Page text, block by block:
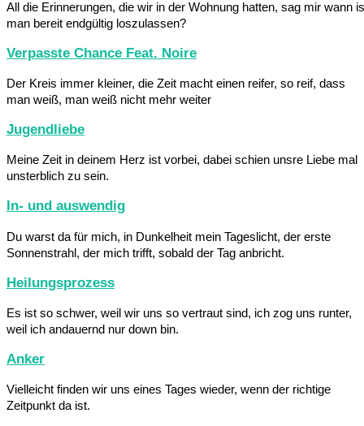
All die Erinnerungen, die wir in der Wohnung hatten, sag mir wann
man bereit endgültig loszulassen?
Verpasste Chance Feat. Noire
Der Kreis immer kleiner, die Zeit macht einen reifer, so reif, dass
man weiß, man weiß nicht mehr weiter
Jugendliebe
Meine Zeit in deinem Herz ist vorbei, dabei schien unsre Liebe mal
unsterblich zu sein.
In- und auswendig
Du warst da für mich, in Dunkelheit mein Tageslicht, der erste
Sonnenstrahl, der mich trifft, sobald der Tag anbricht.
Heilungsprozess
Es ist so schwer, weil wir uns so vertraut sind, ich zog uns runter,
weil ich andauernd nur down bin.
Anker
Vielleicht finden wir uns eines Tages wieder, wenn der richtige
Zeitpunkt da ist.